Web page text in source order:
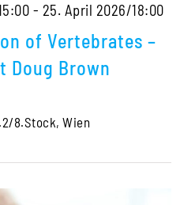
of Vertebrates –
Doug Brown
- 25. April 2026/18:00
8.Stock, Wien